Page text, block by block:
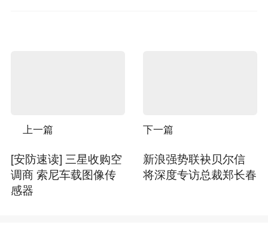
上一篇
[安防速读] 三星收购空
调商 索尼车载图像传
感器
下一篇
新浪强势联袂贝尔信
将深度专访总裁郑长春